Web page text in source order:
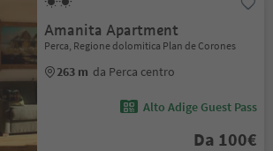
Amanita Apartment
Perca, Regione dolomitica Plan de Corones
263 m da Perca centro
Alto Adige Guest Pass
Da 100€